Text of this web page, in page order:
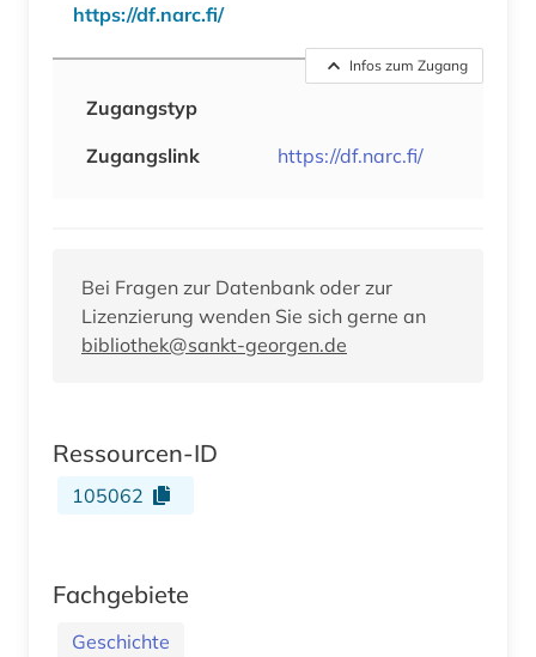
https://df.narc.fi/
Infos zum Zugang
Zugangstyp
Zugangslink
https://df.narc.fi/
Bei Fragen zur Datenbank oder zur
Lizenzierung wenden Sie sich gerne an
bibliothek@sankt-georgen.de
Ressourcen-ID
105062
Fachgebiete
Geschichte